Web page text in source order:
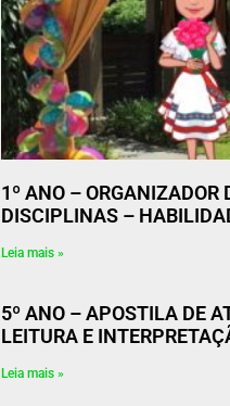
1º ANO – ORGANIZADOR
DISCIPLINAS –
Leia mais »
5º ANO – APOSTILA DE
LEITURA E
Leia mais »